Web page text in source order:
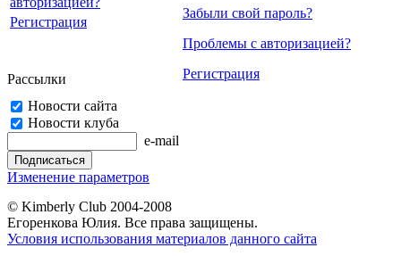
Регистрация
Рассылки
Новости сайта
Новости клуба
e-mail
Изменение параметров
Забыли свой пароль?
Проблемы с авторизацией?
Регистрация
© Kimberly Club 2004-2008
Егоренкова Юлия. Все права защищены.
Условия использования материалов данного сайта